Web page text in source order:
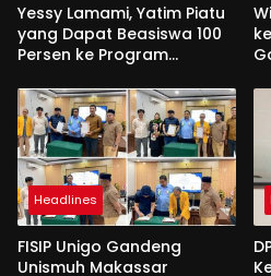
Yessy Lamami, Yatim Piatu
yang Dapat Beasiswa 100
Persen ke Program
Headlines
FISIP Unigo Gandeng
Unismuh Makassar